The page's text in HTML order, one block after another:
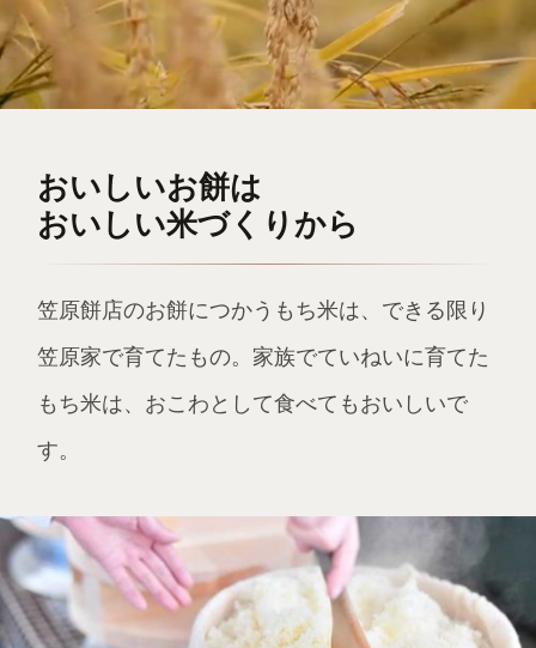
おいしいお餅は
おいしい米づくりから
笠原餅店のお餅につかうもち米は、できる限り
笠原家で育てたもの。家族でていねいに育てた
もち米は、おこわとして食べてもおいしいで
す。